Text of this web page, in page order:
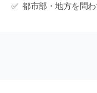
✅ 都市部・地方を問